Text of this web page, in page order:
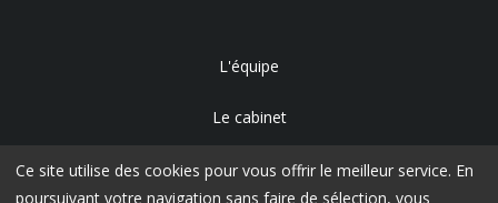
L'équipe
Le cabinet
Accès
Ce site utilise des cookies pour vous offrir le meilleur service. En
poursuivant votre navigation sans faire de sélection, vous